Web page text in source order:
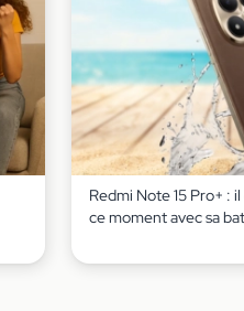
Redmi Note 15 Pro+ :
ce moment avec sa